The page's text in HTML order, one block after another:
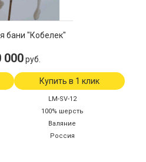
бани "Кобелек"
000 руб.
Купить в 1 клик
LM-SV-12
100% шерсть
Валяние
Россия